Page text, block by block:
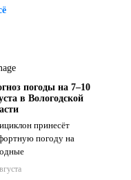
погоды на 7–10
в Вологодской
принесёт
погоду на